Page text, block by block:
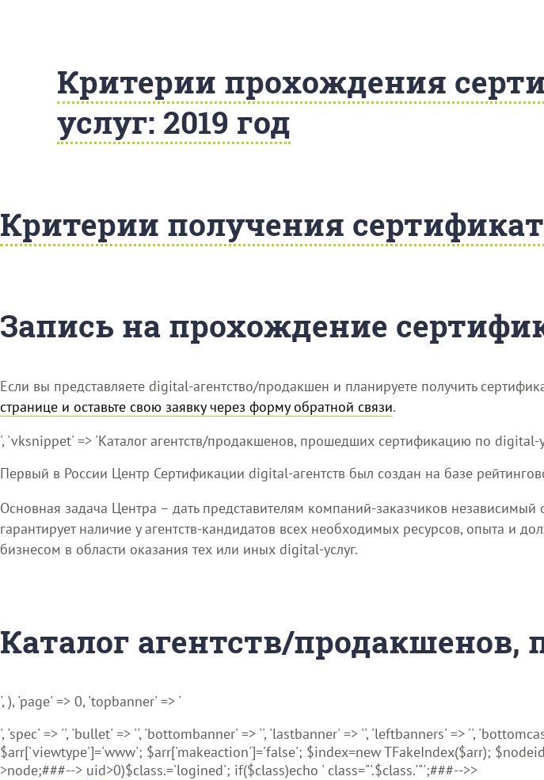
Критерии прохождения
услуг: 2019 год
Критерии получения
Запись на прохождение
Если вы представляете digital-агентство/продакшен и планируете получить
странице и оставьте свою заявку через форму обратной связи.
', 'vksnippet' => 'Каталог агентств/продакшенов, прошедших сертификацию по digital-
Первый в России Центр Сертификации digital-агентств был создан на базе
Основная задача Центра – дать представителям компаний-заказчиков
гарантирует наличие у агентств-кандидатов всех необходимых ресурсов, опыта и
бизнесом в области оказания тех или иных digital-услуг.
Каталог агентств/
', ), 'page' => 0, 'topbanner' => '
', 'spec' => '', 'bullet' => '', 'bottombanner' => '', 'lastbanner' => '', 'leftbanners' => '',
$arr['viewtype']='www'; $arr['makeaction']='false'; $index=new TFakeIndex($arr);
>node;###--> uid>0)$class.='logined'; if($class)echo ' class="'.$class.'"';###-->>